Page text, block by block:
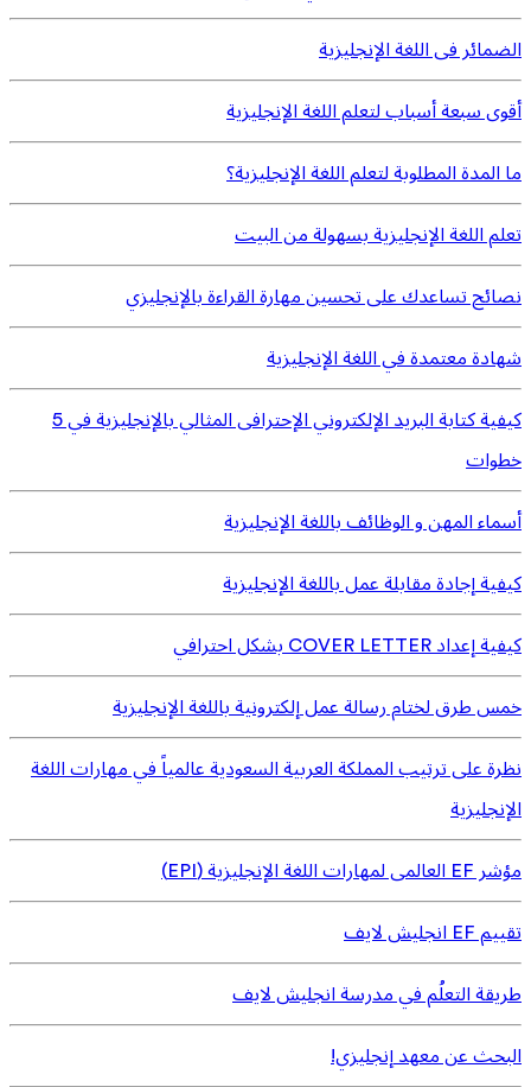
الضمائر فى اللغة الإنجليزية
أقوى سبعة أسباب لتعلم اللغة الإنجليزية
ما المدة المطلوبة لتعلم اللغة الإنجليزية؟
تعلم اللغة الإنجليزية بسهولة من البيت
نصائح تساعدك على تحسين مهارة القراءة بالإنجليزي
شهادة معتمدة في اللغة الإنجليزية
كيفية كتابة البريد الإلكتروني الإحترافى المثالي بالإنجليزية في 5
خطوات
أسماء المهن و الوظائف باللغة الإنجليزية
كيفية إجادة مقابلة عمل باللغة الإنجليزية
كيفية إعداد COVER LETTER بشكل احترافي
خمس طرق لختام رسالة عمل إلكترونية باللغة الإنجليزية
نظرة على ترتيب المملكة العربية السعودية عالمياً في مهارات اللغة
الإنجليزية
مؤشر EF العالمى لمهارات اللغة الإنجليزية (EPI)
تقييم EF انجليش لايف
طريقة التعلُم في مدرسة انجليش لايف
البحث عن معهد إنجليزي!